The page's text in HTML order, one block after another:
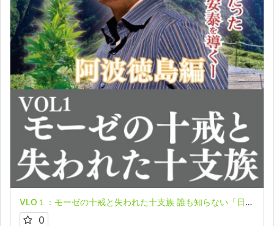
VLO１：モーゼの十戒と失われた十支族 誰も知らない「日本の叡智」 オンライン配信part６【阿波徳島編】表博耀氏
0